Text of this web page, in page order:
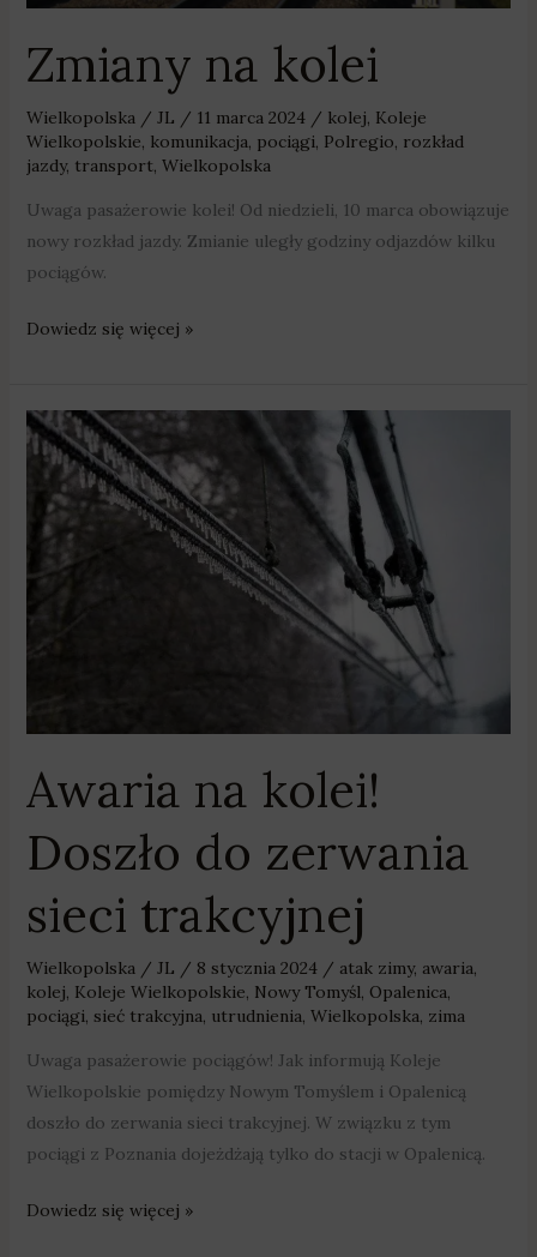
Zmiany na kolei
Wielkopolska/ JL / 11 marca 2024 / kolej, Koleje
Wielkopolskie, komunikacja, pociągi, Polregio, rozkład
jazdy, transport, Wielkopolska
Uwaga pasażerowie kolei! Od niedzieli, 10 marca obowiązuje
nowy rozkład jazdy. Zmianie uległy godziny odjazdów kilku
pociągów.
Dowiedz się więcej »
Awaria na kolei!
Doszło do zerwania
sieci trakcyjnej
Wielkopolska / JL / 8 stycznia 2024 / atak zimy, awaria
kolej Koleje Wielkopolskie Nowy Tomyśl Opalenica
pociągi sieć trakcyjna utrudnienia Wielkopolska zima
Uwaga pasażerowie pociągów! Jak informują Koleje
Wielkopolskie pomiędzy Nowym Tomyślem i Opalenicą
doszło do zerwania sieci trakcyjnej. W związku z tym
pociągi z Poznania dojeżdżają tylko do stacji w Opalenicą.
Awaria
na
kolei!
Doszło
zerwania
sieci
trakcyjnej
Dowiedz się więcej »